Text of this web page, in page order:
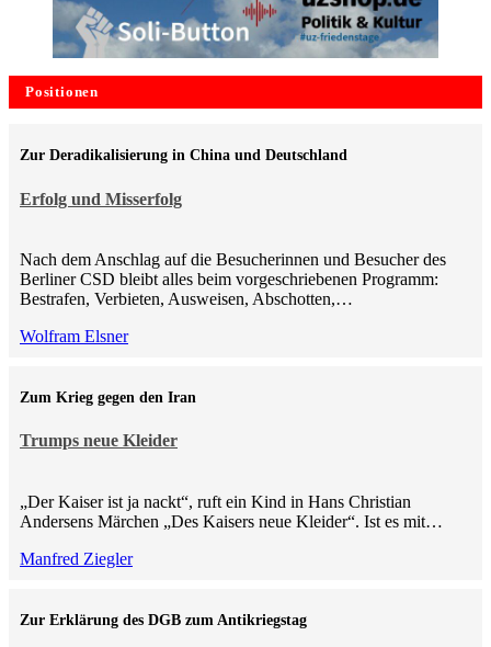
Positionen
Erfolg und Misserfolg
Zur Deradikalisierung in China und Deutschland
Nach dem Anschlag auf die Besucherinnen und Besucher des
Berliner CSD bleibt alles beim vorgeschriebenen Programm:
Bestrafen, Verbieten, Ausweisen, Abschotten,…
Wolfram Elsner
Trumps neue Kleider
Zum Krieg gegen den Iran
„Der Kaiser ist ja nackt“, ruft ein Kind in Hans Christian
Andersens Märchen „Des Kaisers neue Kleider“. Ist es mit…
Manfred Ziegler
Zur Erklärung des DGB zum Antikriegstag